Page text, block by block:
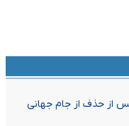
از حذف از جام جهانی